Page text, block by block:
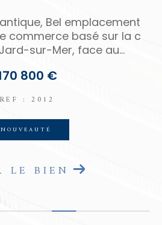
exceptionnel, a
le port, le golf, la
magnifique terrain...
200 €
REF : 2077
DE COEUR
LE BIEN